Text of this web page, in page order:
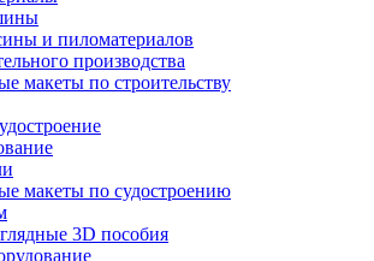
и пиломатериалов
производства
макеты по строительству
макеты по судостроению
3D пособия